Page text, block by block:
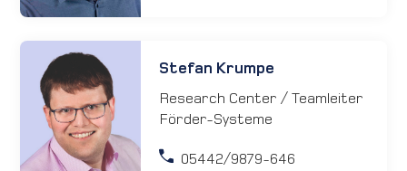
Stefan Krumpe
Research Center / Teamleiter
Förder-Systeme
05442/9879-646